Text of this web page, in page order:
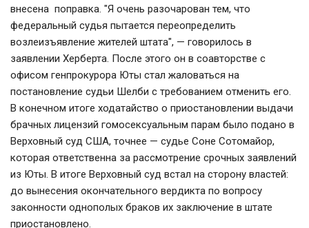
внесена поправка. "Я очень разочарован тем, что
федеральный судья пытается переопределить
возлеизъявление жителей штата", — говорилось в
заявлении Херберта. После этого он в соавторстве с
офисом генпрокурора Юты стал жаловаться на
постановление судьи Шелби с требованием отменить его.
В конечном итоге ходатайство о приостановлении выдачи
брачных лицензий гомосексуальным парам было подано в
Верховный суд США, точнее — судье Соне Сотомайор,
которая ответственна за рассмотрение срочных заявлений
из Юты. В итоге Верховный суд встал на сторону властей:
до вынесения окончательного вердикта по вопросу
законности однополых браков их заключение в штате
приостановлено.